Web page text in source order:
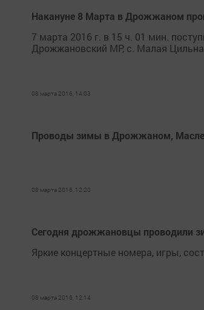
Накануне 8 Марта в Дрожжаном
7 марта 2016 г. в 15 ч. 01 мин.
Дрожжановский МР, с. Малая
08 марта 2016, 14:03
Проводы зимы в Дрожжаном,
08 марта 2016, 12:20
Сегодня дрожжановцы проводили
Яркие концертные номера, игры,
08 марта 2016, 12:14